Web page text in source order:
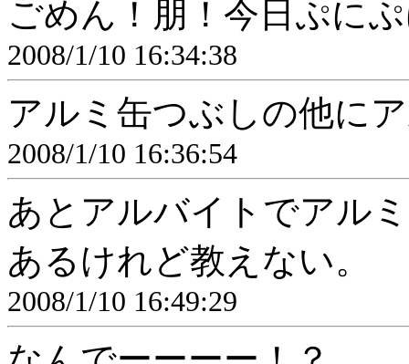
ごめん！朋！今日ぷ
2008/1/10 16:34:38
アルミ缶つぶしの他に
2008/1/10 16:36:54
あとアルバイトでアル
あるけれど教えない。
2008/1/10 16:49:29